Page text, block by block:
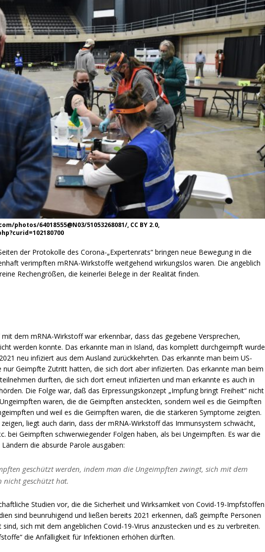
photos/64018555@N03/51053268081/, CC BY 2.0,
der Protokolle des Corona-„Expertenrats“ bringen neue Bewegung in die
verimpften mRNA-Wirkstoffe weitgehend wirkungslos waren. Die angeblich
Rechengrößen, die keinerlei Belege in der Realität finden.
dem mRNA-Wirkstoff war erkennbar, dass das gegebene Versprechen,
werden konnte. Das erkannte man in Island, das komplett durchgeimpft wurde
neu infiziert aus dem Ausland zurückkehrten. Das erkannte man beim US-
Geimpfte Zutritt hatten, die sich dort aber infizierten. Das erkannte man beim
durften, die sich dort erneut infizierten und man erkannte es auch in
Die Folge war, daß das Erpressungskonzept „Impfung bringt Freiheit“ nicht
waren, die die Geimpften ansteckten, sondern weil es die Geimpften
und weil es die Geimpften waren, die die stärkeren Symptome zeigten.
liegt auch darin, dass der mRNA-Wirkstoff das Immunsystem schwächt,
bei Geimpften schwerwiegender Folgen haben, als bei Ungeimpften. Es war die
die absurde Parole ausgaben:
geschützt werden, indem man die Ungeimpften zwingt, sich mit dem
nicht geschützt hat.
Studien vor, die die Sicherheit und Wirksamkeit von Covid-19-Impfstoffen
sind beunruhigend und ließen bereits 2021 erkennen, daß geimpfte Personen
sich mit dem angeblichen Covid-19-Virus anzustecken und es zu verbreiten.
die Anfälligkeit für Infektionen erhöhen dürften.